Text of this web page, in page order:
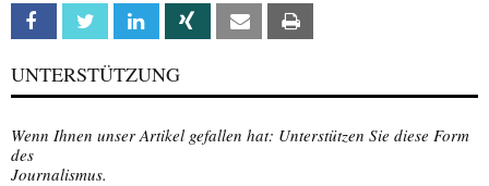
Facebook Twitter Linkedin Xing Email
UNTERSTÜTZUNG
Wenn Ihnen unser Artikel gefallen hat: Unterstützen Sie diese Form
des
Journalismus.